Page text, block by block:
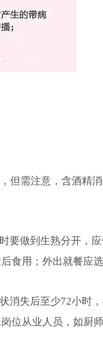
但需注意，含酒精
要做到生熟分开，
食用；外出就餐应
消失后至少72小时
位从业人员，如厨